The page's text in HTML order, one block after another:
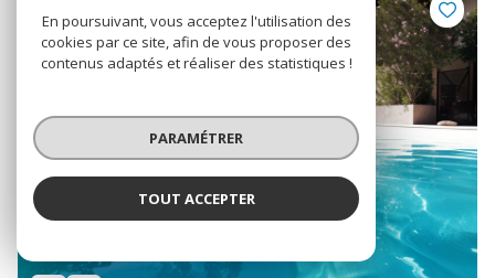
En poursuivant, vous acceptez l'utilisation des
cookies par ce site, afin de vous proposer des
contenus adaptés et réaliser des statistiques !
PARAMÉTRER
TOUT ACCEPTER